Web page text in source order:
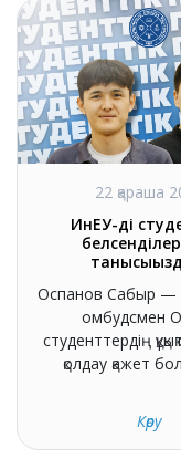
22 қараша
ИнЕУ-дің
Оспанов Сабыр —
омбудсмен
студенттердің
қолдау қажет
Көру